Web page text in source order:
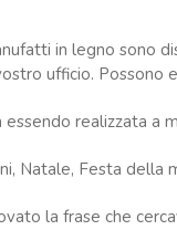
in legno sono
ufficio.
essendo realizzata a
Natale, Festa della
la frase che